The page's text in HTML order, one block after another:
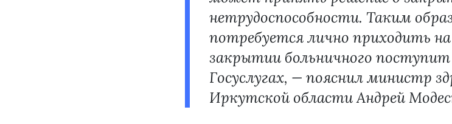
нетрудоспособности. Таким
потребуется лично приходить
закрытии больничного
Госуслугах, — пояснил министр
Иркутской области Андрей